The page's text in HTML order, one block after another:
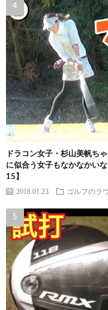
ドラコン女子・杉山美帆ち
に似合う女子もなかなかい
15】
2018.01.23 ゴルフのラ